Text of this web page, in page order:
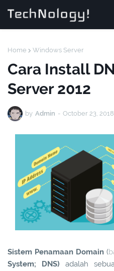
Home Windows Server
Cara Install
Server 2012
by Admin - October 23, 2018
Sistem Penamaan Domain (
System; DNS) adalah